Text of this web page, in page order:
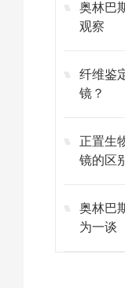
奥林巴
观察
纤维鉴
镜？
正置生
镜的区
奥林巴
为一谈